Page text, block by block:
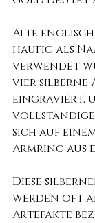
Alte
häufig als
verwendet
vier silberne
eingraviert,
sich auf
Armring aus
Diese
werden oft
Artefakte